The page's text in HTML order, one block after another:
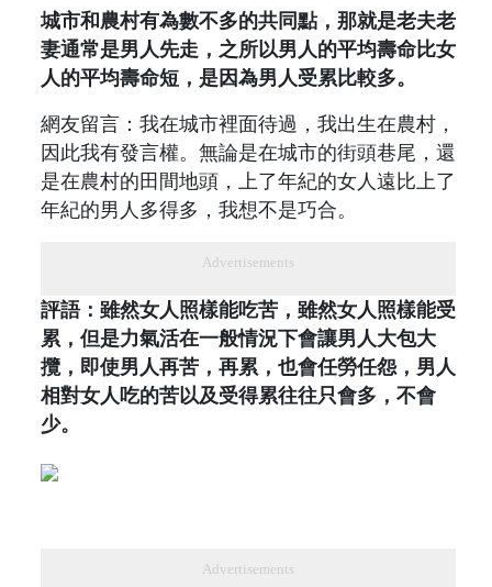
城市和農村有為數不多的共同點，那就是老夫老
妻通常是男人先走，之所以男人的平均壽命比女
人的平均壽命短，是因為男人受累比較多。
網友留言：我在城市裡面待過，我出生在農村，
因此我有發言權。無論是在城市的街頭巷尾，還
是在農村的田間地頭，上了年紀的女人遠比上了
年紀的男人多得多，我想不是巧合。
Advertisements
評語：雖然女人照樣能吃苦，雖然女人照樣能受
累，但是力氣活在一般情況下會讓男人大包大
攬，即使男人再苦，再累，也會任勞任怨，男人
相對女人吃的苦以及受得累往往只會多，不會
少。
Advertisements